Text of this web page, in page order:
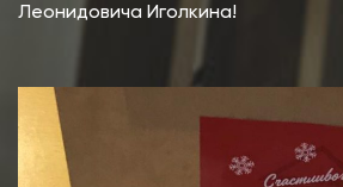
Леонидовича Иголкина!